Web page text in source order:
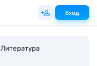
Литература
Вход